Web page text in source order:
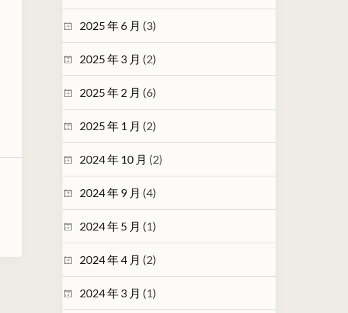
2025 年 6 月 (3)
2025 年 3 月 (2)
2025 年 2 月 (6)
2025 年 1 月 (2)
2024 年 10 月 (2)
2024 年 9 月 (4)
2024 年 5 月 (1)
2024 年 4 月 (2)
2024 年 3 月 (1)